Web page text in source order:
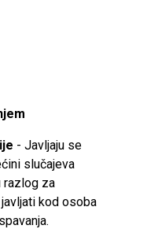
- Javljaju se
slučajeva
razlog za
kod osoba